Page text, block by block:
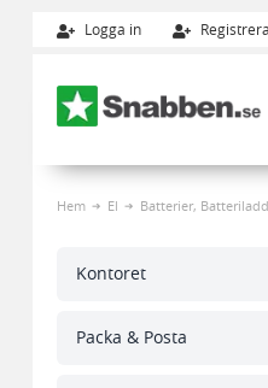
Logga in
Hem El Batterier,
Kontoret
Packa & Posta